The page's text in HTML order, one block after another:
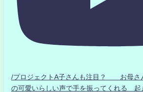
/プロジェクトA子さんも注目？ お母さ
の可愛いらしい声で手を振ってくれる 起